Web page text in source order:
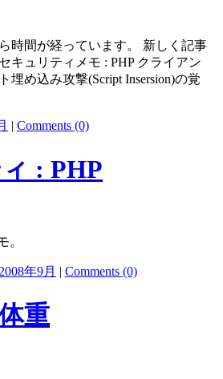
時間が経っています。 新しく記事
キュリティメモ : PHP クライアン
埋め込み攻撃(Script Insersion)の覚
| Comments (0)
: PHP
。
2008年9月 | Comments (0)
重